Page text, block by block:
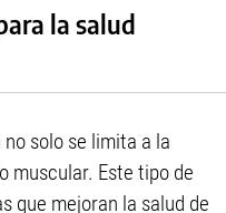
la salud
solo se limita a la
muscular. Este tipo de
que mejoran la salud de